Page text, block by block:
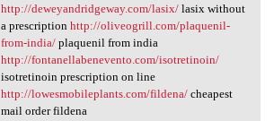
http://deweyandridgeway.com/lasix/lasix without
a prescription http://oliveogrill.com/plaquenil-
from-india/plaquenil from india
http://fontanellabenevento.com/isotretinoin/
isotretinoin prescription on line
http://lowesmobileplants.com/fildena/cheapest
mail order fildena